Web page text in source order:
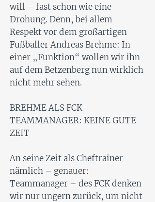
will – fast schon wie eine
Drohung. Denn, bei allem
Respekt vor dem großartigen
Fußballer Andreas Brehme: In
einer „Funktion“ wollen wir ihn
auf dem Betzenberg nun wirklich
nicht mehr sehen.
BREHME ALS FCK-
TEAMMANAGER: KEINE GUTE
ZEIT
An seine Zeit als Cheftrainer
nämlich – genauer:
Teammanager – des FCK denken
wir nur ungern zurück, um nicht